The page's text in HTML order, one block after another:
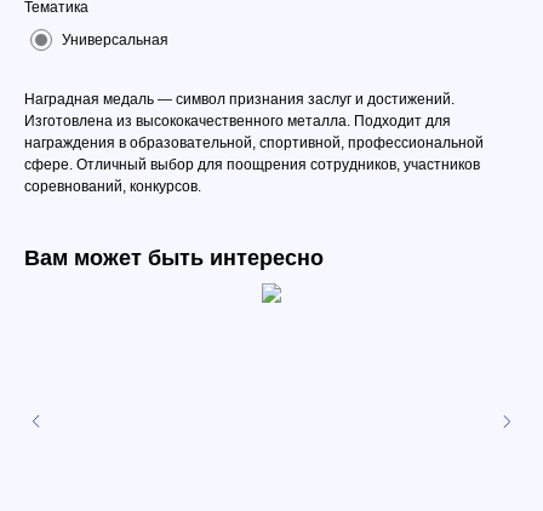
Тематика
Универсальная
Наградная медаль — символ признания заслуг и достижений.
Изготовлена из высококачественного металла. Подходит для
награждения в образовательной, спортивной, профессиональной
сфере. Отличный выбор для поощрения сотрудников, участников
соревнований, конкурсов.
Вам может быть интересно